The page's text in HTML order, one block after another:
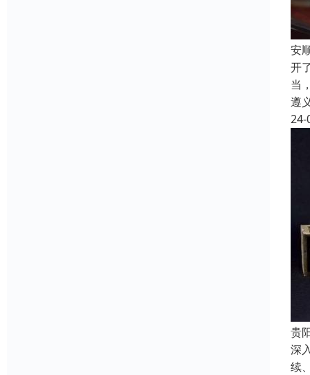
安
开
当
遵
24-
贵
深
续